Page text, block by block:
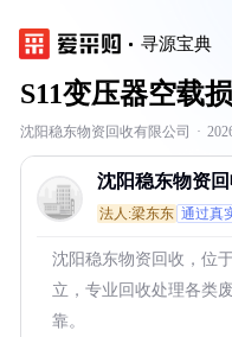
寻源宝典
S11变压器空载
沈阳稳东物资回收有限公司 ·
沈阳稳东物资
法人:梁东东 通过真
沈阳稳东物资回收，位
立，专业回收处理各类
靠。